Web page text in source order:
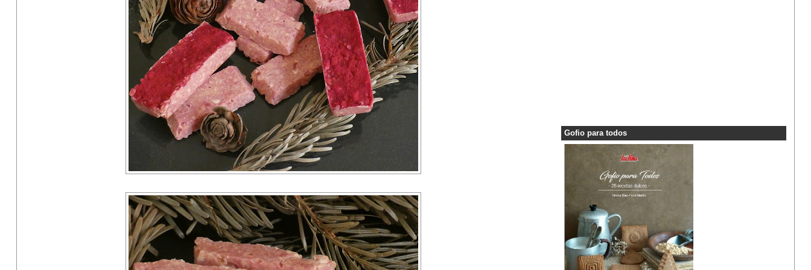
Gofio para todos